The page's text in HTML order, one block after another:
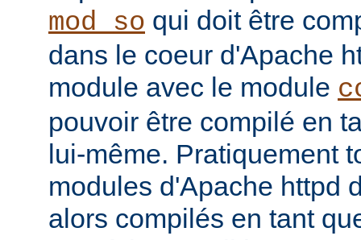
mod_so qui doit être
dans le coeur d'Apache
module avec le module
pouvoir être compilé en
lui-même. Pratiquement
modules d'Apache httpd
alors compilés en tant